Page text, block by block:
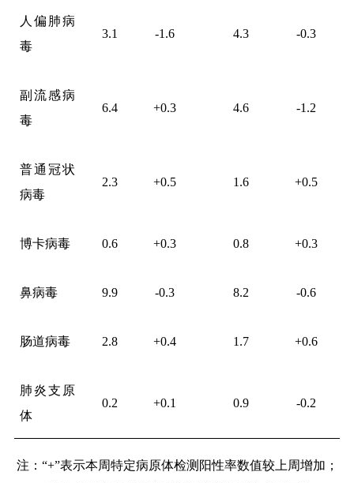
人偏肺病
毒
3.1 -1.6 4.3 -0.3
副流感病
毒
6.4 +0.3 4.6 -1.2
普通冠状
病毒
2.3 +0.5 1.6 +0.5
博卡病毒 0.6 +0.3 0.8 +0.3
鼻病毒 9.9 -0.3 8.2 -0.6
肠道病毒 2.8 +0.4 1.7 +0.6
肺炎支原
体
0.2 +0.1 0.9 -0.2
注：“+”表示本周特定病原体检测阳性率数值较上周增加；